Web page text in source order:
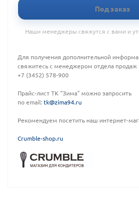
Под заказ
Наши менеджеры свяжутся с вами и
Для получения дополнительной
свяжитесь с менеджером отдела продаж
+7 (3452) 578-900
Прайс-лист ТК "Зима" можно запросить
по email: tk@zima94.ru
Рекомендуем посетить наш интернет-
Crumble-shop.ru